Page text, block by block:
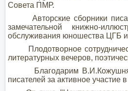
Совета ПМР.
Авторские сборники
замечательной книжно-
обслуживания юношества ЦГБ
Плодотворное
литературных вечеров,
Благодарим
писателей за активное